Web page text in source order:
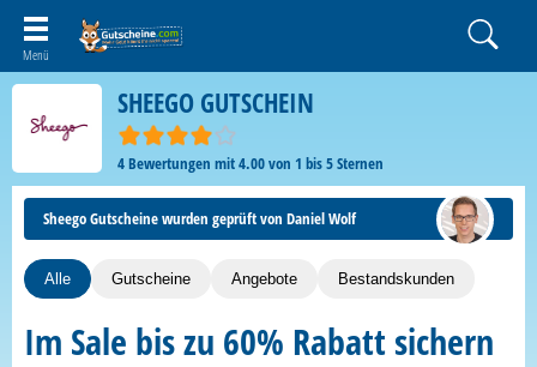
SHEEGO GUTSCHEIN
4Bewertungen mit4.00von 1 bis5Sternen
Sheego Gutscheine wurden geprüft von Daniel Wolf
Alle Gutscheine Angebote Bestandskunden
Im Sale bis zu 60% Rabatt sichern